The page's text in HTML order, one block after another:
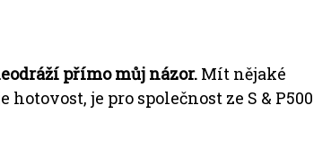
přímo můj názor. Mít nějaké
je pro společnost ze S & P500